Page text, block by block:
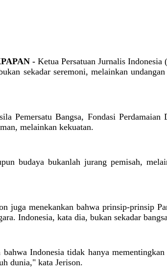
- Ketua Persatuan Jurnalis
sekadar seremoni, melainkan
Pemersatu Bangsa, Fondasi
melainkan kekuatan.
budaya bukanlah jurang pemisah,
juga menekankan bahwa prinsip-prinsip
Indonesia, kata dia, bukan sekadar
Indonesia tidak hanya
dunia," kata Jerison.